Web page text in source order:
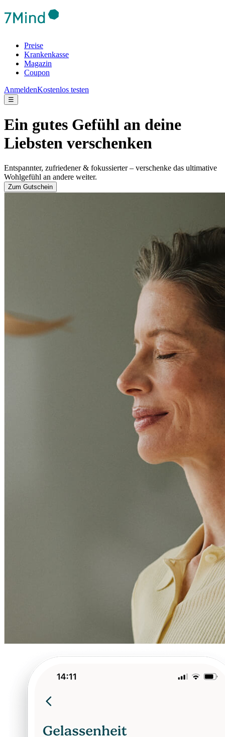
Preise
Krankenkasse
Magazin
Coupon
AnmeldenKostenlos testen
☰
Ein gutes Gefühl an deine
Liebsten verschenken
Entspannter, zufriedener & fokussierter – verschenke das ultimative
Wohlgefühl an andere weiter.
Zum Gutschein